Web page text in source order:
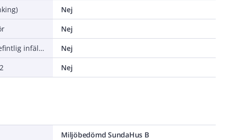
Nej
Nej
Lämplig för montering över befintlig infälld dosa
Nej
Nej
Miljöbedömd SundaHus B